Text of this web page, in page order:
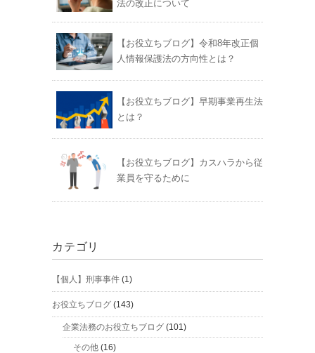
法の改正について
【お役立ちブログ】令和8年改正個
人情報保護法の方向性とは？
【お役立ちブログ】早期事業再生法
とは？
【お役立ちブログ】カスハラから従
業員を守るために
カテゴリ
【個人】刑事事件 (1)
お役立ちブログ (143)
企業法務のお役立ちブログ (101)
その他 (16)